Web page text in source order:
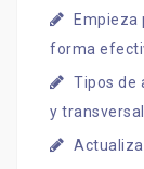
Empieza
forma
Tipos de
y transversal